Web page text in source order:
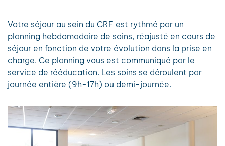
Votre séjour au sein du CRF est rythmé par un
planning hebdomadaire de soins, réajusté en cours de
séjour en fonction de votre évolution dans la prise en
charge. Ce planning vous est communiqué par le
service de rééducation. Les soins se déroulent par
journée entière (9h-17h) ou demi-journée.